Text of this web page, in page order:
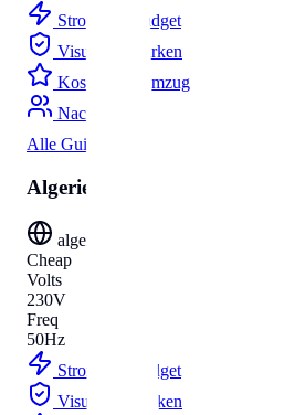
Strom
Budget
Visum
Parken
Kosten
Umzug
Nachnamen
Alle Guides
Algerien
algeria
Cheap
Volts
230V
Freq
50Hz
Strom
Budget
Visum
Parken